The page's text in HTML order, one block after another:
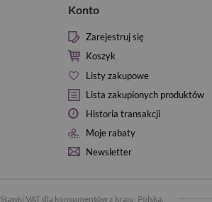
Konto
Zarejestruj się
Koszyk
Listy zakupowe
Lista zakupionych produktów
Historia transakcji
Moje rabaty
Newsletter
Stawki VAT dla konsumentów z kraju: Polska